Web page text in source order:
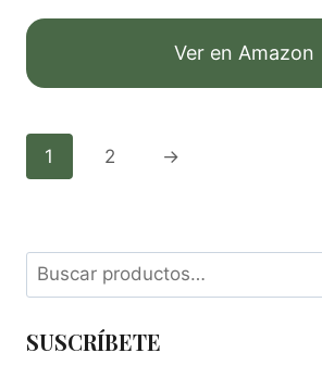
Ver en Amazon
1 2 →
SUSCRÍBETE